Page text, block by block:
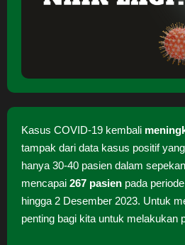
Kasus COVID-19 kembali
tampak dari data kasus positif
hanya 30-40 pasien dalam
mencapai 267 pasien pada
hingga 2 Desember 2023. Untuk
penting bagi kita untuk melakukan